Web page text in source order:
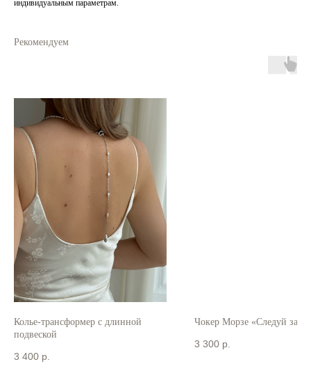
индивидуальным параметрам.
Рекомендуем
Колье-трансформер с длинной
подвеской
3 400 р.
Чокер Морзе «Следуй за
3 300 р.